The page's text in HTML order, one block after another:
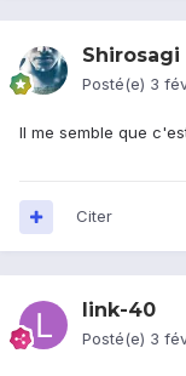
Shirosagi
Posté(e) 3
Il me semble que
Citer
link-40
Posté(e) 3